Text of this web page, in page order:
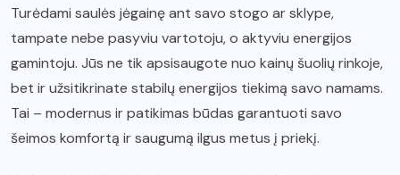
Turėdami saulės jėgainę ant savo stogo ar sklype,
tampate nebe pasyviu vartotoju, o aktyviu energijos
gamintoju. Jūs ne tik apsisaugote nuo kainų šuolių rinkoje,
bet ir užsitikrinate stabilų energijos tiekimą savo namams.
Tai – modernus ir patikimas būdas garantuoti savo
šeimos komfortą ir saugumą ilgus metus į priekį.